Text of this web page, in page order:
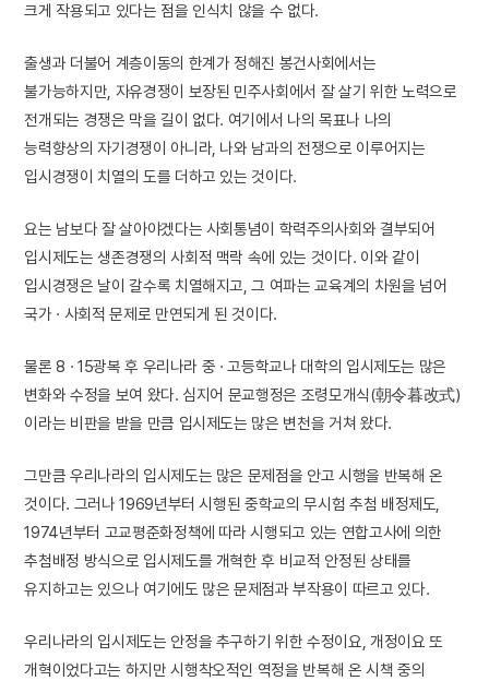
크게 작용되고 있다는 점을 인식치 않을 수 없다.
출생과 더불어 계층이동의 한계가 정해진 봉건사회에서는
불가능하지만, 자유경쟁이 보장된 민주사회에서 잘 살기 위한 노력으로
전개되는 경쟁은 막을 길이 없다. 여기에서 나의 목표나 나의
능력향상의 자기경쟁이 아니라, 나와 남과의 전쟁으로 이루어지는
입시경쟁이 치열의 도를 더하고 있는 것이다.
요는 남보다 잘 살아야겠다는 사회통념이 학력주의사회와 결부되어
입시제도는 생존경쟁의 사회적 맥락 속에 있는 것이다. 이와 같이
입시경쟁은 날이 갈수록 치열해지고, 그 여파는 교육계의 차원을 넘어
국가 · 사회적 문제로 만연되게 된 것이다.
물론 8 · 15광복 후 우리나라 중 · 고등학교나 대학의 입시제도는 많은
변화와 수정을 보여 왔다. 심지어 문교행정은 조령모개식(朝令暮改式)
이라는 비판을 받을 만큼 입시제도는 많은 변천을 거쳐 왔다.
그만큼 우리나라의 입시제도는 많은 문제점을 안고 시행을 반복해 온
것이다. 그러나 1969년부터 시행된 중학교의 무시험 추첨 배정제도,
1974년부터 고교평준화정책에 따라 시행되고 있는 연합고사에 의한
추첨배정 방식으로 입시제도를 개혁한 후 비교적 안정된 상태를
유지하고는 있으나 여기에도 많은 문제점과 부작용이 따르고 있다.
우리나라의 입시제도는 안정을 추구하기 위한 수정이요, 개정이요 또
개혁이었다고는 하지만 시행착오적인 역정을 반복해 온 시책 중의